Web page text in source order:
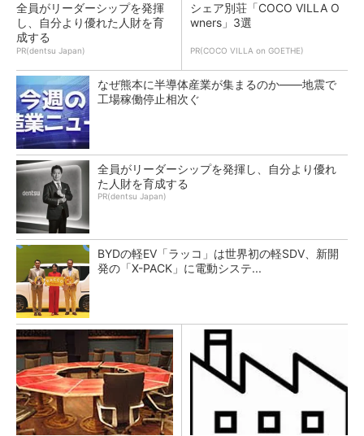
全員がリーダーシップを発揮
し、自分より優れた人財を育
成する
PR(dentsu Japan)
シェア別荘「COCO VILLA O
wners」3選
PR(COCO VILLA on GOETHE)
なぜ熊本に半導体産業が集まるのか――地震で
工場稼働停止相次ぐ
全員がリーダーシップを発揮し、自分より優れ
た人財を育成する
PR(dentsu Japan)
BYDの軽EV「ラッコ」は世界初の軽SDV、新開
発の「X-PACK」に電動システ...